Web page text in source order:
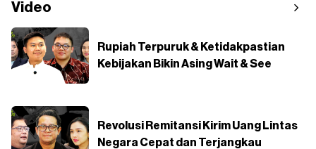
Video
Rupiah Terpuruk & Ketidakpastian
Kebijakan Bikin Asing Wait & See
Revolusi Remitansi Kirim Uang Lintas
Negara Cepat dan Terjangkau